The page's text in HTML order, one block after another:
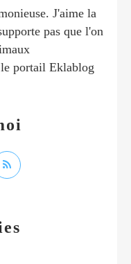
J'aime la
pas que l'on
portail Eklablog